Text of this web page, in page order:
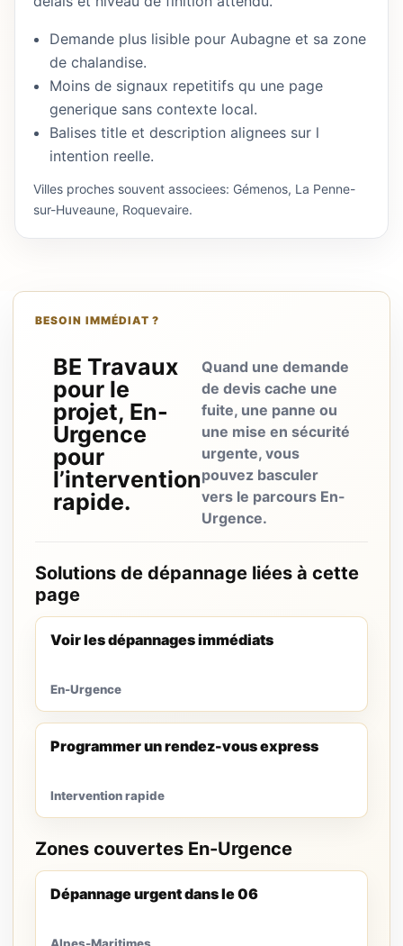
Demande plus lisible pour Aubagne et sa zone
de chalandise.
Moins de signaux repetitifs qu une page
generique sans contexte local.
Balises title et description alignees sur l
intention reelle.
Villes proches souvent associees: Gémenos, La Penne-
sur-Huveaune, Roquevaire.
BESOIN IMMÉDIAT ?
BE Travaux
pour le
projet, En-
Urgence
pour
l’intervention
rapide.
Quand une demande
de devis cache une
fuite, une panne ou
une mise en sécurité
urgente, vous
pouvez basculer
vers le parcours En-
Urgence.
Solutions de dépannage liées à cette
page
Voir les dépannages immédiats
En-Urgence
Programmer un rendez-vous express
Intervention rapide
Zones couvertes En-Urgence
Dépannage urgent dans le 06